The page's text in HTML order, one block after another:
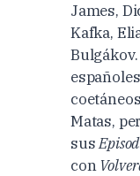
James,
Kafka,
Matas,
sus
con